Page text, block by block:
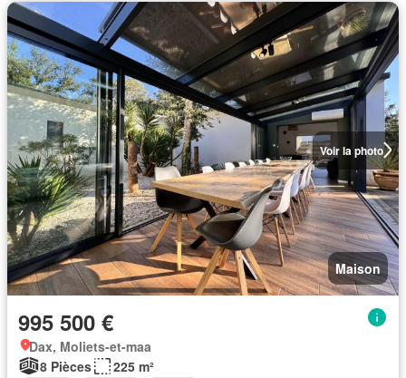
Voir la photo
Maison
995 500 €
Dax, Moliets-et-maa
8 Pièces
225 m²